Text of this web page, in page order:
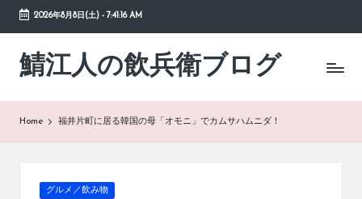
Skip
content
2026年8月8日(土)- 7:41:16 AM
鯖江人の飲兵衛ブログ
日々
の
Home 福井片町に居る韓国の母「オモニ」でカムサハムニダ！
Posted
グルメ／飲み物